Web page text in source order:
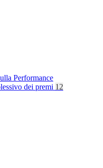
Performance
dei premi 12